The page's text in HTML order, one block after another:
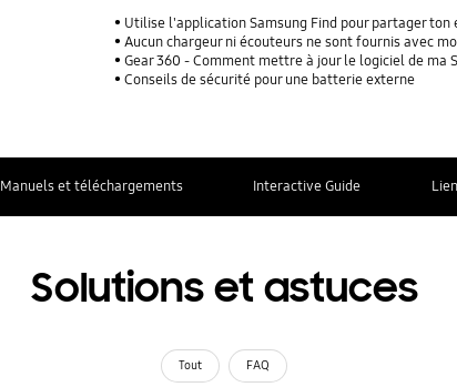
Utilise l'application Samsung Find pour partager
Aucun chargeur ni écouteurs ne sont fournis avec
Gear 360 - Comment mettre à jour le logiciel de ma
Conseils de sécurité pour une batterie externe
Manuels et téléchargements Interactive Guide
Solutions et astuces
Tout FAQ